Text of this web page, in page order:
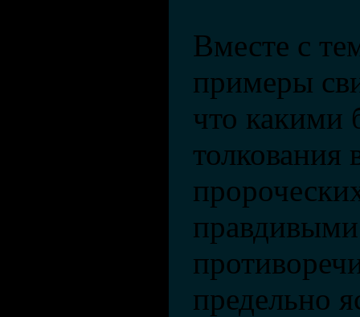
Вместе с
примеры
что
толкования
предельно